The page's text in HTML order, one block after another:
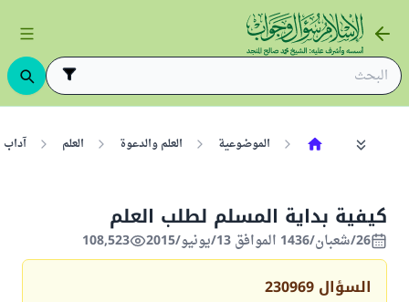
الموضوعية العلم والدعوة العلم
كيفية بداية المسلم لطلب العلم
26/شعبان/1436 الموافق 13/يونيو/2015 108,523
السؤال 230969